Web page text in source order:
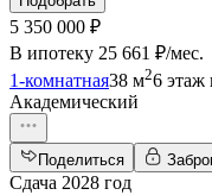
5 350 000 ₽
В ипотеку 25 661 ₽/мес.
1-комнатная38 м26 этаж
Академический
Поделиться
Сдача 2028 год